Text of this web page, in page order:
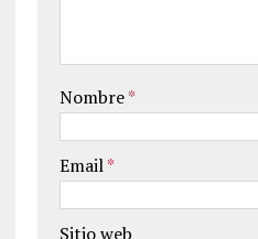
Nombre*
Email*
Sitio web